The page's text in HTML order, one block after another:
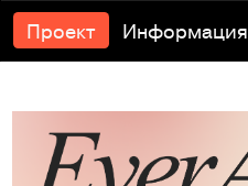
Проект Информация